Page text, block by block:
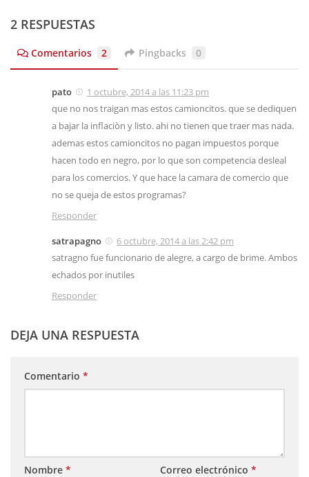
2 RESPUESTAS
Comentarios 2 Pingbacks 0
pato
1 octubre, 2014 a las 11:23 pm
que no nos traigan mas estos camioncitos. que se dediquen
a bajar la inflaciòn y listo. ahi no tienen que traer mas nada.
ademas estos camioncitos no pagan impuestos porque
hacen todo en negro, por lo que son competencia desleal
para los comercios. Y que hace la camara de comercio que
no se queja de estos programas?
Responder
satrapagno
6 octubre, 2014 a las 2:42 pm
satragno fue funcionario de alegre, a cargo de brime. Ambos
echados por inutiles
Responder
DEJA UNA RESPUESTA
Comentario *
Nombre * Correo electrónico *